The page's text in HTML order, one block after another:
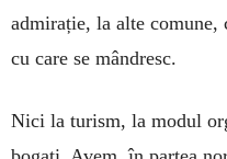
admirație, la alte comune,
cu care se mândresc.
Nici la turism, la modul